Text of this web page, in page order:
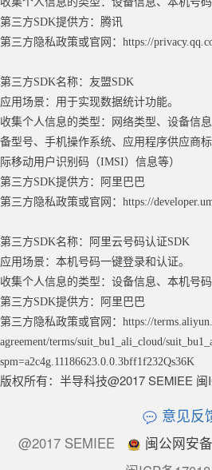
第三方SDK提供方：腾讯
第三方隐私政策或官网： https://
第三方SDK名称：友盟SDK
应用场景：用于实现数据统计功能。
收集个人信息的类型：网络类型、设备信
备型号、手机操作系统、应用程序供应商
际移动用户识别码（IMSI）信息等）
第三方SDK提供方：阿里巴巴
第三方隐私政策或官网： https://
第三方SDK名称：阿里云号码认证
应用场景：本机号码一键登录和认证。
收集个人信息的类型：设备信息、本机号码
第三方SDK提供方：阿里巴巴
第三方隐私政策或官网： https://
agreement/terms/suit_bu1_ali_cloud/
spm=a2c4g.11186623.0.0.3bff1f232Qs36K
版权所有：半导科技@2017 SEMIEE 闽
意见反
@2017 SEMIEE
闽公网安